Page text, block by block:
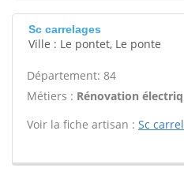
Sc carrelages
Ville : Le pontet, Le ponte
Département: 84
Métiers : Rénovation
Voir la fiche artisan : Sc